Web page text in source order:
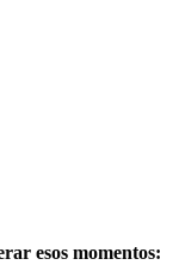
esos momentos: